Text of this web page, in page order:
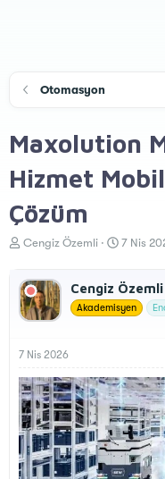
Otomasyon
Maxolution
Hizmet
Çözüm
K
u
y
u
a
l
a
t
a
n
Cengiz Özemli
B
l
a
t
a
r
i
h
i
7 Nis
Cengiz Özemli
Akademisyen
7 Nis 2026